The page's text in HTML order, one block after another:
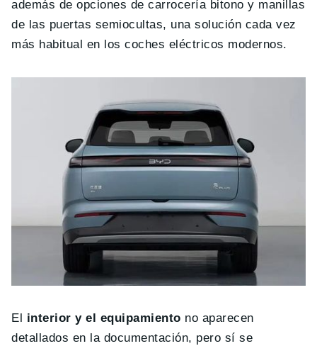
además de opciones de carrocería bitono y manillas
de las puertas semiocultas, una solución cada vez
más habitual en los coches eléctricos modernos.
El interior y el equipamiento no aparecen
detallados en la documentación, pero sí se